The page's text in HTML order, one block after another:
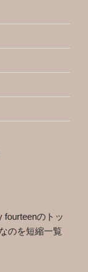
fourteenのトッ
のを短縮一覧